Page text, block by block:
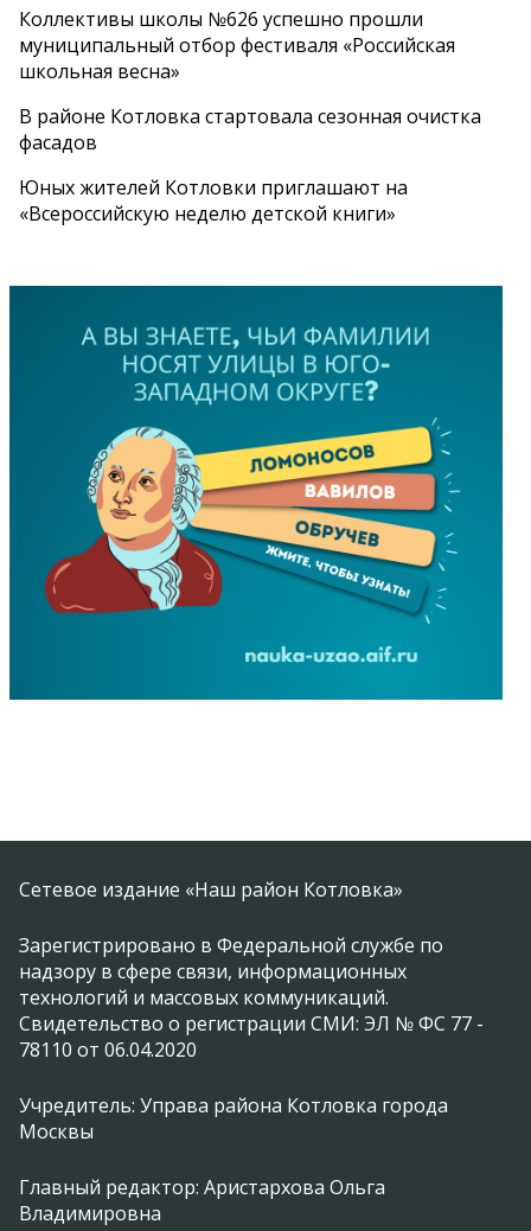
Коллективы школы №626 успешно прошли
муниципальный отбор фестиваля «Российская
школьная весна»
В районе Котловка стартовала сезонная очистка
фасадов
Юных жителей Котловки приглашают на
«Всероссийскую неделю детской книги»
Сетевое издание «Наш район Котловка»
Зарегистрировано в Федеральной службе по
надзору в сфере связи, информационных
технологий и массовых коммуникаций.
Свидетельство о регистрации СМИ: ЭЛ № ФС 77 -
78110 от 06.04.2020
Учредитель: Управа района Котловка города
Москвы
Главный редактор: Аристархова Ольга
Владимировна